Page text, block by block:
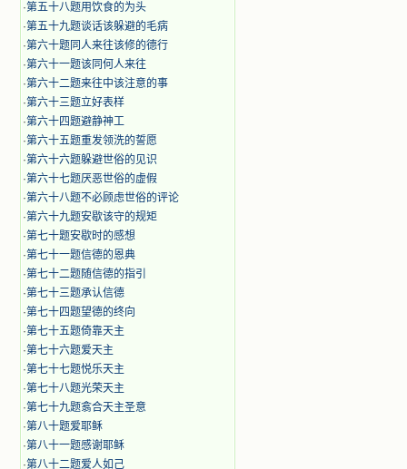
·第五十八题用饮食的为头
·第五十九题谈话该躲避的毛病
·第六十题同人来往该修的德行
·第六十一题该同何人来往
·第六十二题来往中该注意的事
·第六十三题立好表样
·第六十四题避静神工
·第六十五题重发领洗的誓愿
·第六十六题躲避世俗的见识
·第六十七题厌恶世俗的虚假
·第六十八题不必顾虑世俗的评论
·第六十九题安歇该守的规矩
·第七十题安歇时的感想
·第七十一题信德的恩典
·第七十二题随信德的指引
·第七十三题承认信德
·第七十四题望德的终向
·第七十五题倚靠天主
·第七十六题爱天主
·第七十七题悦乐天主
·第七十八题光荣天主
·第七十九题翕合天主圣意
·第八十题爱耶稣
·第八十一题感谢耶稣
·第八十二题爱人如己